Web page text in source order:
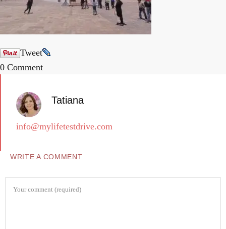
Tweet
0 Comment
Tatiana
info@mylifetestdrive.com
WRITE A COMMENT